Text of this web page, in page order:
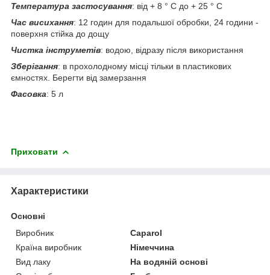
Температура застосування: від + 8 ° С до + 25 ° С
Час висихання: 12 годин для подальшої обробки, 24 години -
поверхня стійка до дощу
Чистка інструметів: водою, відразу після використання
Зберігання: в прохолодному місці тільки в пластикових
ємностях. Берегти від замерзання
Фасовка: 5 л
Приховати
Характеристики
Основні
Виробник
Caparol
Країна виробник
Німеччина
Вид лаку
На водяній основі